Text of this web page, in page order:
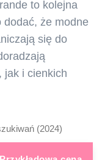
to kolejna
dodać, że modne
się do
jak i cienkich
(2024)